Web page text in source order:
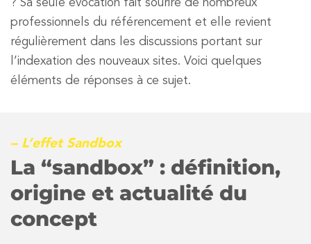
? Sa seule évocation fait sourire de nombreux
professionnels du référencement et elle revient
régulièrement dans les discussions portant sur
l’indexation des nouveaux sites. Voici quelques
éléments de réponses à ce sujet.
– L’effet Sandbox
La “sandbox” : définition,
origine et actualité du
concept